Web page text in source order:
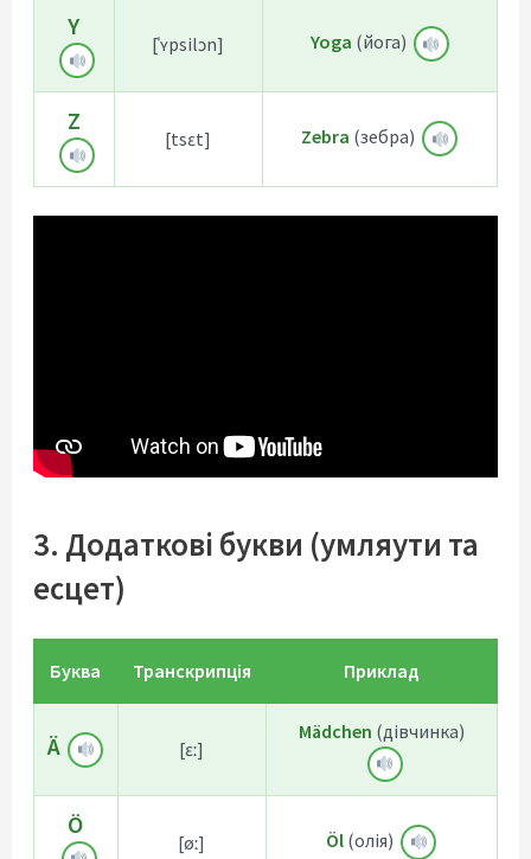
Y
[ˈʏpsilɔn] Yoga (йога)
Z
[tsɛt] Zebra (зебра)
3. Додаткові букви (умляути та
есцет)
Буква Транскрипція Приклад
Ä [ɛː]
Mädchen (дівчинка)
Ö
[øː] Öl (олія)